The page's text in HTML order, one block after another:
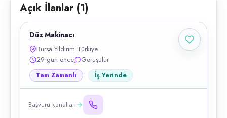
Açık İlanlar (1)
Düz Makinacı
Bursa Yıldırım Türkiye
29 gün önce
Görüşülür
Tam Zamanlı İş Yerinde
Başvuru kanalları